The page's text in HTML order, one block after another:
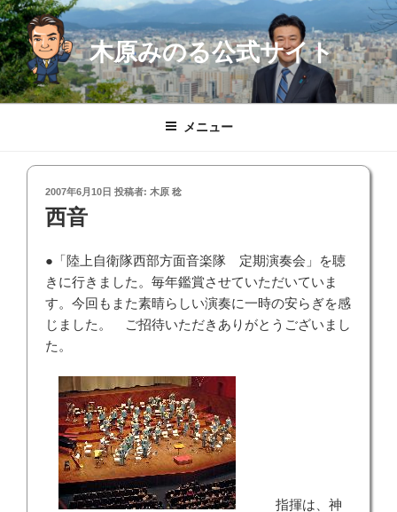
コ
ン
テ
ン
ツ
木原みのる公式サイト
メニュー
投
稿
日:
2007年6月10日 投稿者: 木原 稔
西音
●「陸上自衛隊西部方面音楽隊 定期演奏会」を聴
きに行きました。毎年鑑賞させていただいていま
す。今回もまた素晴らしい演奏に一時の安らぎを感
じました。 ご招待いただきありがとうございまし
た。
指揮は、神